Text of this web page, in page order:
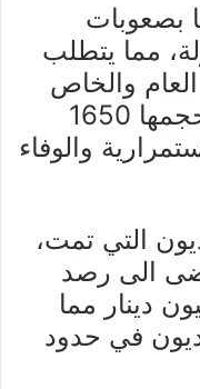
بصعوبات
مما يتطلب
والخاص
تسديد ديونهم التي يفوق حجمها 1650
والوفاء
التي تمت،
2018، أفضى الى رصد
حدود 1200 مليون دينار مما
في حدود